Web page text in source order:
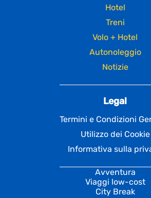
Hotel
Treni
Volo + Hotel
Autonoleggio
Notizie
Legal
Termini e Condizioni
Utilizzo dei Cookie
Informativa sulla
Avventura
Viaggi low-cost
City Break